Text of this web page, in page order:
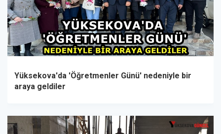
Yüksekova'da 'Öğretmenler Günü' nedeniyle bir
araya geldiler